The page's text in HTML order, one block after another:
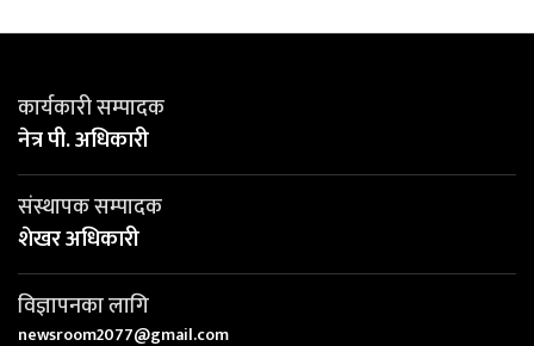
कार्यकारी सम्पादक
नेत्र पी. अधिकारी
संस्थापक सम्पादक
शेखर अधिकारी
विज्ञापनका लागि
newsroom2077@gmail.com